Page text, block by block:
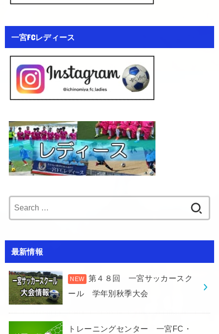
一宮FCレディース
for:
最新情報
第４８回 一宮サッカースク
ール 学年別秋季大会
トレーニングセンター 一宮FC・